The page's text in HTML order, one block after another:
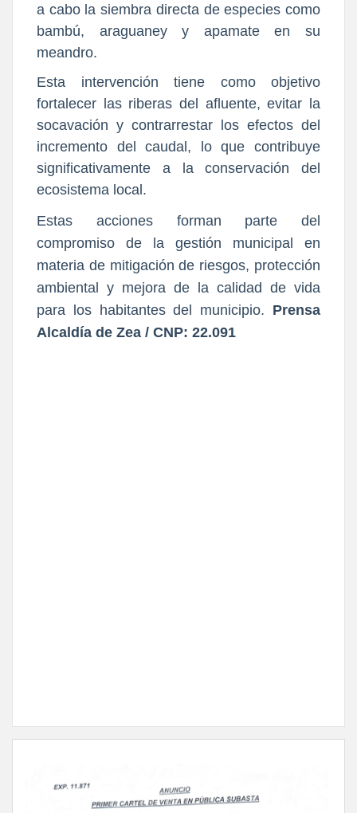
a cabo la siembra directa de especies como
bambú, araguaney y apamate en su
meandro.
Esta intervención tiene como objetivo
fortalecer las riberas del afluente, evitar la
socavación y contrarrestar los efectos del
incremento del caudal, lo que contribuye
significativamente a la conservación del
ecosistema local.
Estas acciones forman parte del
compromiso de la gestión municipal en
materia de mitigación de riesgos, protección
ambiental y mejora de la calidad de vida
para los habitantes del municipio. Prensa
Alcaldía de Zea / CNP: 22.091